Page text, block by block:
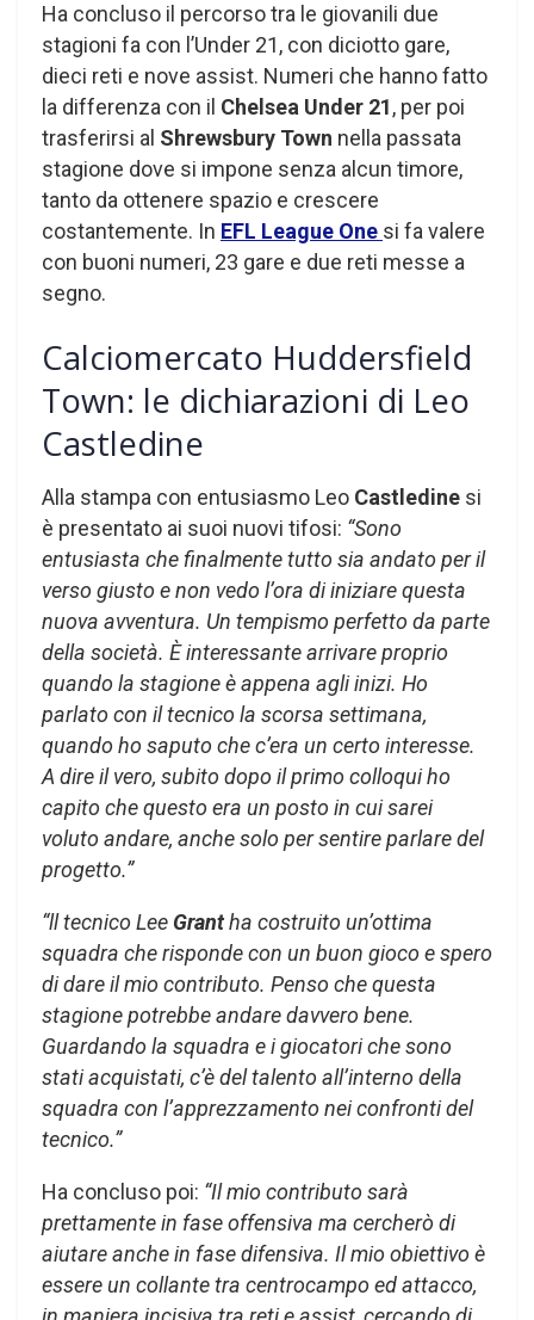
Ha concluso il percorso tra le giovanili due
stagioni fa con l’Under 21, con diciotto gare,
dieci reti e nove assist. Numeri che hanno fatto
la differenza con il Chelsea Under 21, per poi
trasferirsi al Shrewsbury Town nella passata
stagione dove si impone senza alcun timore,
tanto da ottenere spazio e crescere
costantemente. In EFL League One si fa valere
con buoni numeri, 23 gare e due reti messe a
segno.
Calciomercato Huddersfield
Town: le dichiarazioni di Leo
Castledine
Alla stampa con entusiasmo Leo Castledine si
è presentato ai suoi nuovi tifosi: “Sono
entusiasta che finalmente tutto sia andato per il
verso giusto e non vedo l’ora di iniziare questa
nuova avventura. Un tempismo perfetto da parte
della società. È interessante arrivare proprio
quando la stagione è appena agli inizi. Ho
parlato con il tecnico la scorsa settimana,
quando ho saputo che c’era un certo interesse.
A dire il vero, subito dopo il primo colloqui ho
capito che questo era un posto in cui sarei
voluto andare, anche solo per sentire parlare del
progetto.”
“ll tecnico Lee Grantha costruito un’ottima
squadra che risponde con un buon gioco e spero
di dare il mio contributo. Penso che questa
stagione potrebbe andare davvero bene.
Guardando la squadra e i giocatori che sono
stati acquistati, c’è del talento all’interno della
squadra con l’apprezzamento nei confronti del
tecnico.”
Ha concluso poi: “Il mio contributo sarà
prettamente in fase offensiva ma cercherò di
aiutare anche in fase difensiva. Il mio obiettivo è
essere un collante tra centrocampo ed attacco,